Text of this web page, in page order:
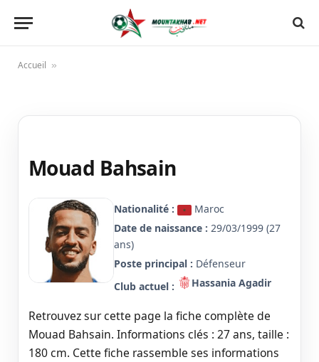
Accueil »
Mouad Bahsain
Nationalité :
Maroc
Date de naissance : 29/03/1999 (27
ans)
Poste principal : Défenseur
Club actuel :
Hassania Agadir
Retrouvez sur cette page la fiche complète de
Mouad Bahsain. Informations clés : 27 ans, taille :
180 cm. Cette fiche rassemble ses informations